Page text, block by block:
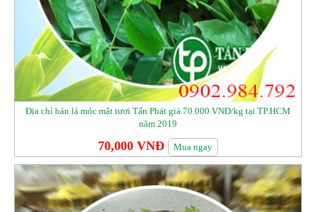
Địa chỉ bán lá móc mật tươi Tấn Phát giá 70.000 VNĐ/kg tại TP.HCM
năm 2019
70,000 VNĐ Mua ngay